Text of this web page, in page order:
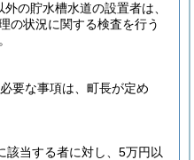
の貯水槽水道の設置者は、
の状況に関する検査を行う
要な事項は、町長が定め
該当する者に対し、5万円以